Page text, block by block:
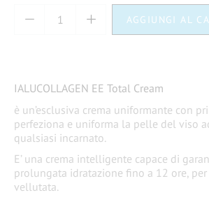
AGGIUNGI AL
IALUCOLLAGEN EE Total Cream
è un’esclusiva crema uniformante con
perfeziona e uniforma la pelle del viso
qualsiasi incarnato.
E’ una crema intelligente capace di
prolungata idratazione fino a 12 ore,
vellutata.